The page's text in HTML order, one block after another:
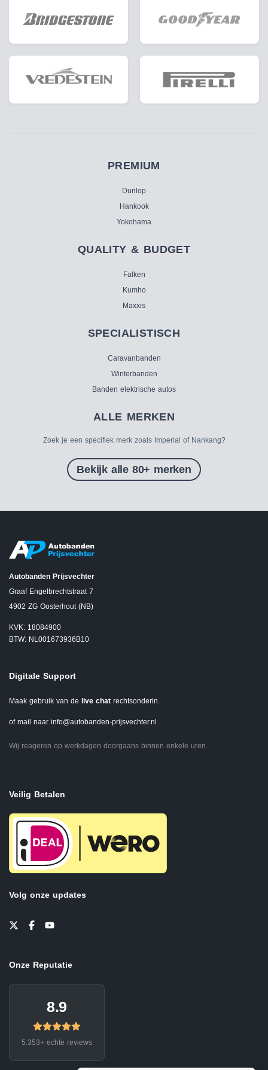
PREMIUM
Dunlop
Hankook
Yokohama
QUALITY & BUDGET
Falken
Kumho
Maxxis
SPECIALISTISCH
Caravanbanden
Winterbanden
Banden elektrische autos
ALLE MERKEN
Zoek je een specifiek merk zoals Imperial of Nankang?
Bekijk alle 80+ merken
Autobanden Prijsvechter
Graaf Engelbrechtstraat 7
4902 ZG Oosterhout (NB)
KVK: 18084900
BTW: NL001673936B10
Digitale Support
Maak gebruik van de live chat rechtsonderin.
of mail naar info@autobanden-prijsvechter.nl
Wij reageren op werkdagen doorgaans binnen enkele uren.
Veilig Betalen
Volg onze updates
Onze Reputatie
8.9
5.353+ echte reviews